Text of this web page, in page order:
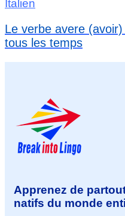
Italien
Le verbe avere
tous les temps
Apprenez de
natifs du monde